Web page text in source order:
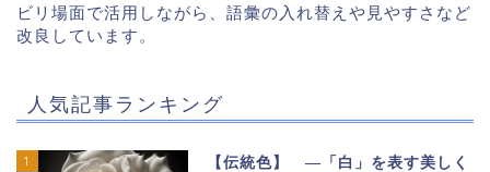
ビリ場面で活用しながら、語彙の入れ替えや見やすさなど
改良しています。
人気記事ランキング
1
【伝統色】 ―「白」を表す美しく